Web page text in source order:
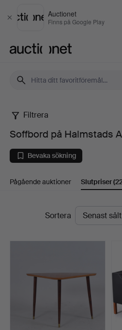
Stäng
Auctionet
Finns på Google Play
Soffbord
på
Halmstads
Filtrera
Soffbord på Halmstads
Bevaka sökning
Pågående auktioner Slutpriser
SlutpriserSortera